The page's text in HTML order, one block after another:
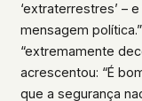
‘extraterrestres’ –
mensagem política.”
“extremamente
acrescentou: “É
que a segurança